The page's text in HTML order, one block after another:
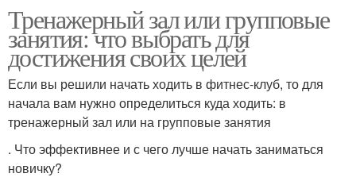
Тренажерный зал или групповые
занятия: что выбрать для
достижения своих целей
Если вы решили начать ходить в фитнес-клуб, то для
начала вам нужно определиться куда ходить: в
тренажерный зал или на групповые занятия
. Что эффективнее и с чего лучше начать заниматься
новичку?